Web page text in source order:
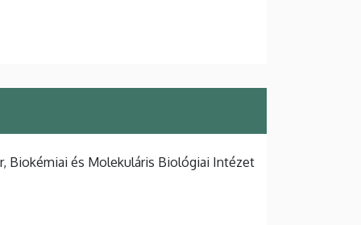
Biokémiai és Molekuláris Biológiai Intézet